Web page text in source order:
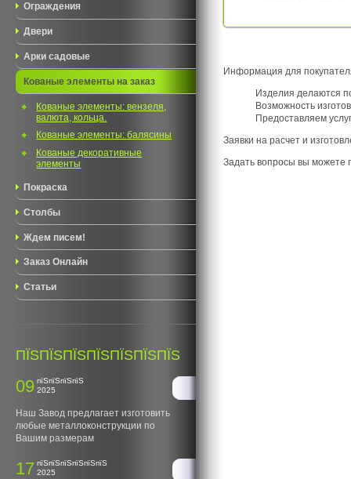
Ограждения
Двери
Арки садовые
Кованые элементы на заказ
Кованые элементы: вензеля,
валюта, кольца.
Кованые элементы: балясины
Кованые декоративные
элементы
Покраска
Столбы
Ждем писем!
Заказ Онлайн
Статьи
ПЇЅПЇЅПЇЅПЇЅПЇЅПЇЅПЇЅ
09 пїЅпїЅпїЅпїЅ
2025
Наш Завод предлагает изготовить
любые металлоконструкции по
Вашим размерам
17 пїЅпїЅпїЅпїЅпїЅпїЅ
2025
Информация для
Изделия делаются
Возможность
Предоставляем
Заявки на расчет и
Задать вопросы вы можете